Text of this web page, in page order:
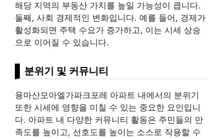
해당 지역의 부동산 가치를 높일 가능성이 큽니다.
둘째, 사회 경제적인 변화입니다. 예를 들어, 경제가
활성화되면 주택 수요가 증가하고, 이는 시세 상승
으로 이어질 수 있습니다.
분위기 및 커뮤니티
용마산모아엘가파크포레 아파트 내에서의 분위기
또한 시세에 영향을 미칠 수 있는 중요한 요인입니
다. 아파트 내 다양한 커뮤니티 활동은 주민들의 만
족도를 높이고, 선호도를 높이는 소스로 작용할 수